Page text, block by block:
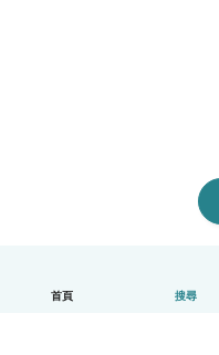
首頁 搜尋